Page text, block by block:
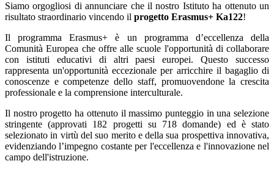
Siamo orgogliosi di annunciare che il nostro Istituto ha ottenuto un
risultato straordinario vincendo il progetto Erasmus+ Ka122!
Il programma Erasmus+ è un programma d’eccellenza della
Comunità Europea che offre alle scuole l'opportunità di collaborare
con istituti educativi di altri paesi europei. Questo successo
rappresenta un'opportunità eccezionale per arricchire il bagaglio di
conoscenze e competenze dello staff, promuovendone la crescita
professionale e la comprensione interculturale.
Il nostro progetto ha ottenuto il massimo punteggio in una selezione
stringente (approvati 182 progetti su 718 domande) ed è stato
selezionato in virtù del suo merito e della sua prospettiva innovativa,
evidenziando l’impegno costante per l'eccellenza e l'innovazione nel
campo dell'istruzione.